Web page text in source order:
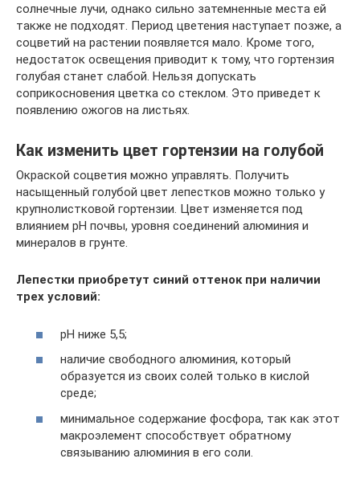
солнечные лучи, однако сильно затемненные места ей
также не подходят. Период цветения наступает позже, а
соцветий на растении появляется мало. Кроме того,
недостаток освещения приводит к тому, что гортензия
голубая станет слабой. Нельзя допускать
соприкосновения цветка со стеклом. Это приведет к
появлению ожогов на листьях.
Как изменить цвет гортензии на голубой
Окраской соцветия можно управлять. Получить
насыщенный голубой цвет лепестков можно только у
крупнолистковой гортензии. Цвет изменяется под
влиянием рН почвы, уровня соединений алюминия и
минералов в грунте.
Лепестки приобретут синий оттенок при наличии
трех условий:
рН ниже 5,5;
наличие свободного алюминия, который
образуется из своих солей только в кислой
среде;
минимальное содержание фосфора, так как этот
макроэлемент способствует обратному
связыванию алюминия в его соли.